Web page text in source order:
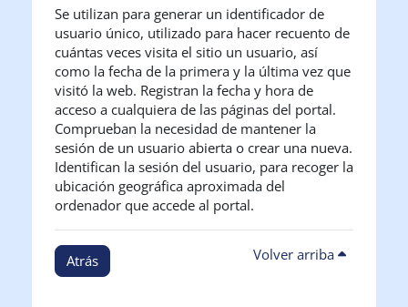
Se utilizan para generar un identificador de
usuario único, utilizado para hacer recuento de
cuántas veces visita el sitio un usuario, así
como la fecha de la primera y la última vez que
visitó la web. Registran la fecha y hora de
acceso a cualquiera de las páginas del portal.
Comprueban la necesidad de mantener la
sesión de un usuario abierta o crear una nueva.
Identifican la sesión del usuario, para recoger la
ubicación geográfica aproximada del
ordenador que accede al portal.
Atrás Volver arriba